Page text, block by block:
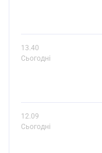
13.40
Сьогодні
12.09
Сьогодні